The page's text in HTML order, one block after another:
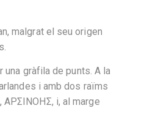
malgrat el seu origen
una gràfila de punts. A la
i amb dos raïms
i, al marge